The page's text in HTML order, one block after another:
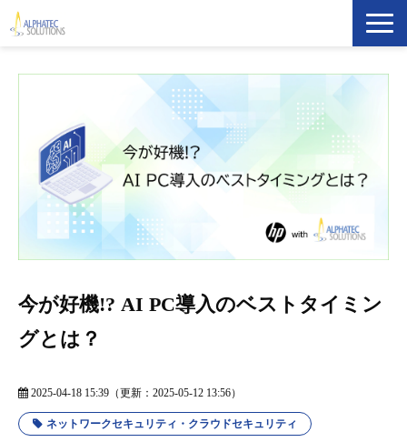
製品・ソリューション
イベント・セミナー
企業情報
今が好機!? AI PC導入のベストタイミン
グとは？
2025-04-18 15:39 （更新： 2025-05-12 13:56）
ネットワークセキュリティ・クラウドセキュリティ